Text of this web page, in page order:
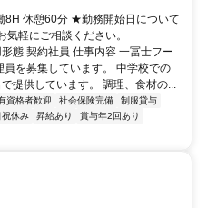
8H 休憩60分 ★勤務開始日について
軽にご相談ください。
態 契約社員 仕事内容 一冨士フー
員を募集しています。 中学校での
提供しています。 調理、食材の...
資格者歓迎 社会保険完備
制服貸与
祝休み 昇給あり
賞与年2回あり